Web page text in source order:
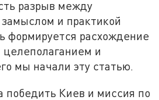
разрыв между
и практикой
формируется расхождение
и
мы начали эту статью.
победить Киев и миссия по